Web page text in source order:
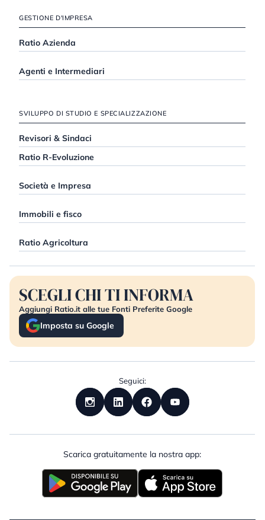
GESTIONE D'IMPRESA
Ratio Azienda
Agenti e Intermediari
SVILUPPO DI STUDIO E SPECIALIZZAZIONE
Revisori & Sindaci
Ratio R-Evoluzione
Società e Impresa
Immobili e fisco
Ratio Agricoltura
SCEGLI CHI TI INFORMA
Aggiungi Ratio.it alle tue Fonti Preferite Google
Imposta su Google
Seguici:
Scarica gratuitamente la nostra app: